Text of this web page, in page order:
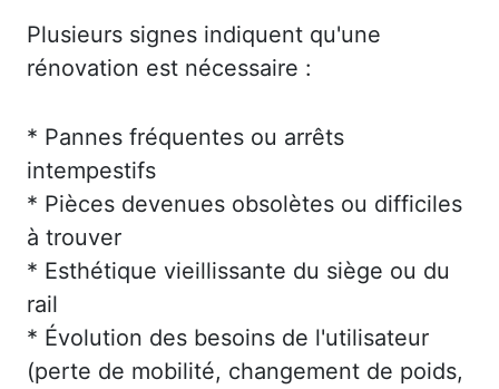
Plusieurs signes indiquent qu'une
rénovation est nécessaire :
* Pannes fréquentes ou arrêts
intempestifs
* Pièces devenues obsolètes ou difficiles
à trouver
* Esthétique vieillissante du siège ou du
rail
* Évolution des besoins de l'utilisateur
(perte de mobilité, changement de poids,